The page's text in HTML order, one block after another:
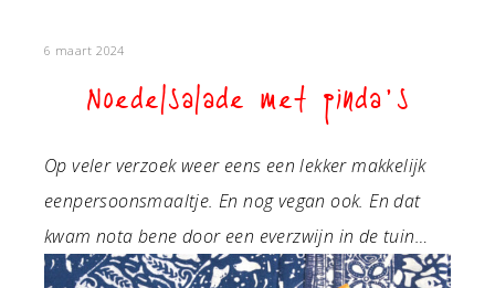
6 maart 2024
Noedelsalade met pinda’s
Op veler verzoek weer eens een lekker makkelijk
eenpersoonsmaaltje. En nog vegan ook. En dat
kwam nota bene door een everzwijn in de tuin…